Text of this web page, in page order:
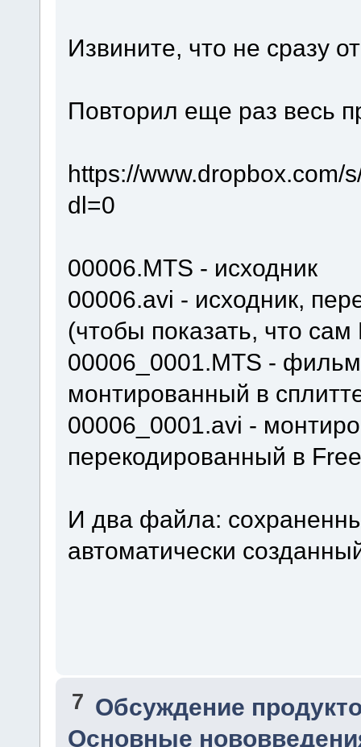
Извините, что не сразу
Повторил еще раз весь
https://
dl=0
00006.MTS - исходник
00006.avi - исходник,
(чтобы показать, что
00006_0001.MTS -
монтированный в
00006_0001.avi -
перекодированный в
И два файла:
автоматически
7 Обсуждение
Основные